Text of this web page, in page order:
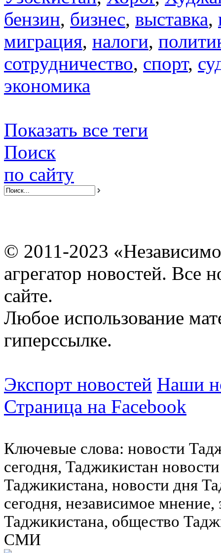
бензин, бизнес, выставка,
миграция, налоги,
сотрудничество, спорт,
экономика
Показать все теги
Поиск
по сайту
© 2011-2023
агрегатор новостей. Все
сайте.
Любое использование
гиперссылке.
Экспорт новостей Наши
Страница на Facebook
Ключевые слова: новости
сегодня, Таджикистан
Таджикистана, новости дня
сегодня, независимое
Таджикистана, общество
СМИ